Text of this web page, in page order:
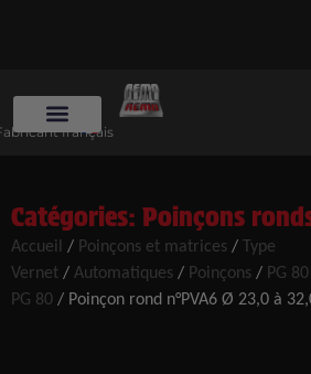
français
Catégories: Poinçons
Accueil / Poinçons et matrices / Type
Vernet / Automatiques / Poinçons / PG 80
PG 80 / Poinçon rond n°PVA6 Ø 23,0 à